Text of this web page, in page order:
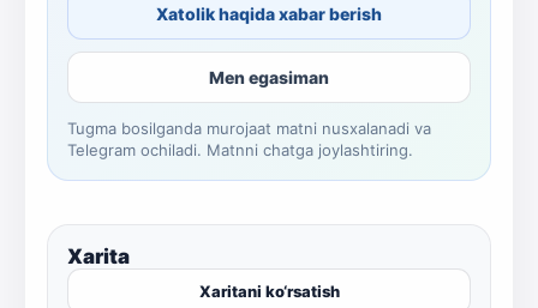
Xatolik haqida xabar berish
Men egasiman
Tugma bosilganda murojaat matni nusxalanadi va
Telegram ochiladi. Matnni chatga joylashtiring.
Xarita
Xaritani ko‘rsatish